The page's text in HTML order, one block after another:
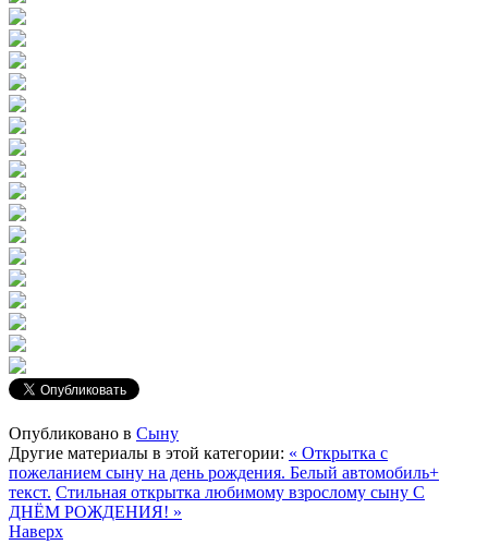
Опубликовано в Сыну
Другие материалы в этой категории: « Открытка с
пожеланием сыну на день рождения. Белый автомобиль+
текст. Стильная открытка любимому взрослому сыну С
ДНЁМ РОЖДЕНИЯ! »
Наверх